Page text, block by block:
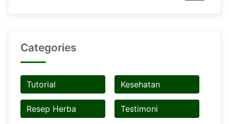
Categories
Tutorial Kesehatan
Resep Herba Testimoni